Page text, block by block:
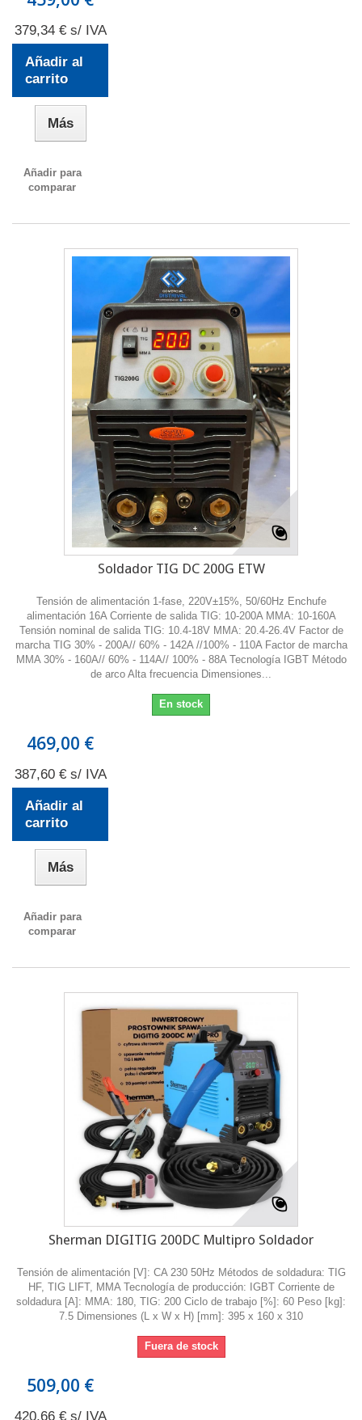
379,34 € s/ IVA
Añadir al
carrito
Más
Añadir para
comparar
Soldador TIG DC 200G ETW
Tensión de alimentación 1-fase, 220V±15%, 50/60Hz Enchufe
alimentación 16A Corriente de salida TIG: 10-200A MMA: 10-160A
Tensión nominal de salida TIG: 10.4-18V MMA: 20.4-26.4V Factor de
marcha TIG 30% - 200A// 60% - 142A //100% - 110A Factor de marcha
MMA 30% - 160A// 60% - 114A// 100% - 88A Tecnología IGBT Método
de arco Alta frecuencia Dimensiones...
En stock
469,00 €
387,60 € s/ IVA
Añadir al
carrito
Más
Añadir para
comparar
Sherman DIGITIG 200DC Multipro Soldador
Tensión de alimentación [V]: CA 230 50Hz Métodos de soldadura: TIG
HF, TIG LIFT, MMA Tecnología de producción: IGBT Corriente de
soldadura [A]: MMA: 180, TIG: 200 Ciclo de trabajo [%]: 60 Peso [kg]:
7.5 Dimensiones (L x W x H) [mm]: 395 x 160 x 310
Fuera de stock
509,00 €
420,66 € s/ IVA